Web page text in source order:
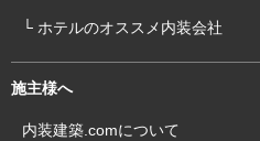
└ ホテルのオススメ内装会社
施主様へ
内装建築.comについて